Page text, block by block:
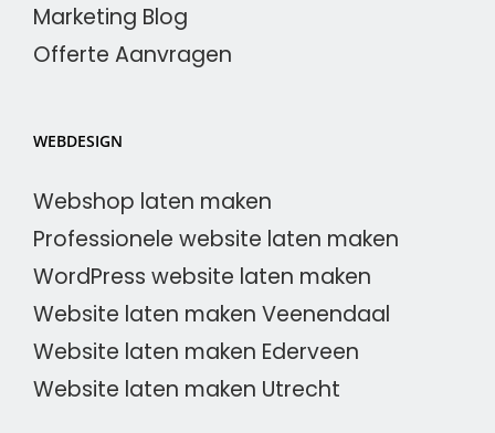
Marketing Blog
Offerte Aanvragen
WEBDESIGN
Webshop laten maken
Professionele website laten maken
WordPress website laten maken
Website laten maken Veenendaal
Website laten maken Ederveen
Website laten maken Utrecht